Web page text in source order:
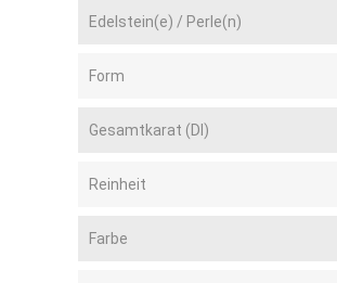
Edelstein(e) / Perle(n)
Form
Gesamtkarat (DI)
Reinheit
Farbe